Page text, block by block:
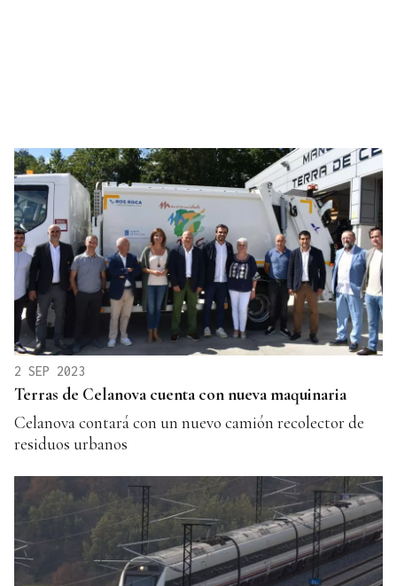
2 SEP 2023
Terras de Celanova cuenta con nueva maquinaria
Celanova contará con un nuevo camión recolector de
residuos urbanos